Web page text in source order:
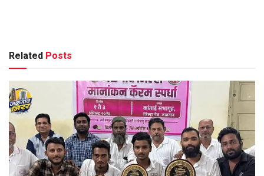
Related Posts